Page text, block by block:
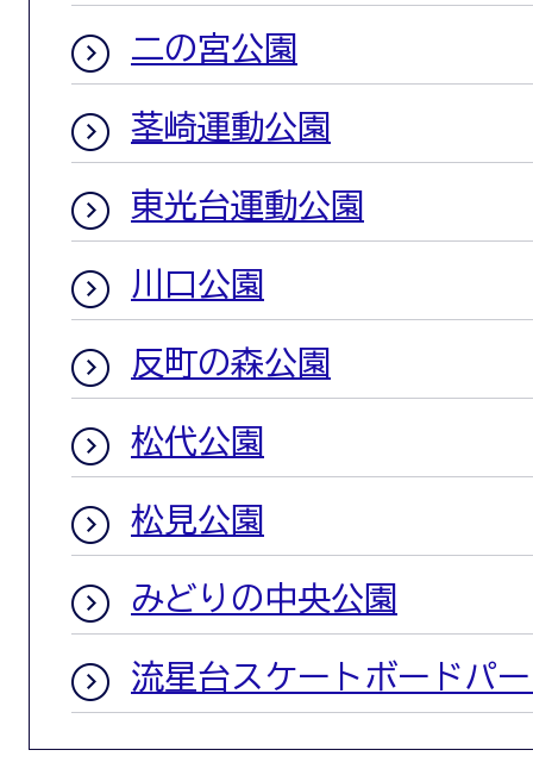
二の宮公園
茎崎運動公園
東光台運動公園
川口公園
反町の森公園
松代公園
松見公園
みどりの中央公園
流星台スケートボードパ